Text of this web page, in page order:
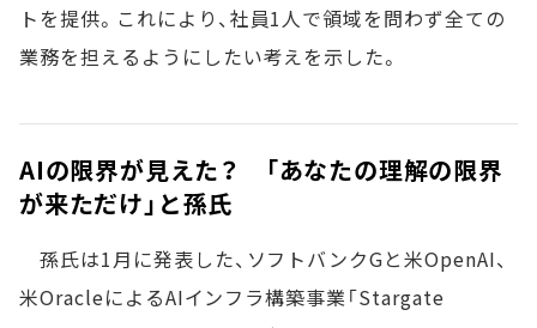
トを提供。これにより、社員1人で領域を問わず全ての
業務を担えるようにしたい考えを示した。
AIの限界が見えた？ 「あなたの理解の限界
が来ただけ」と孫氏
孫氏は1月に発表した、ソフトバンクGと米OpenAI、
米OracleによるAIインフラ構築事業「Stargate